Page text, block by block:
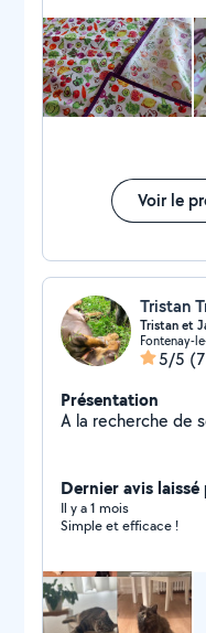
Voir le
Tristan
Tristan et
5/5
Présentation
A la recherche de
Dernier avis
Il y a 1 mois
Simple et efficace !